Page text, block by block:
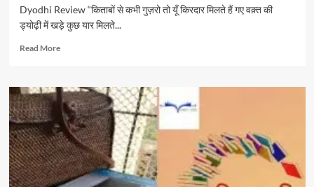
Dyodhi Review “किताबों से कभी गुज़रो तो यूँ किरदार मिलते हैं गए वक़्त की
ड्योढ़ी में खड़े कुछ यार मिलते...
Read MoreRead
गुलज़ार
की
किताब
“ड्योढ़ी”
की
समीक्षा